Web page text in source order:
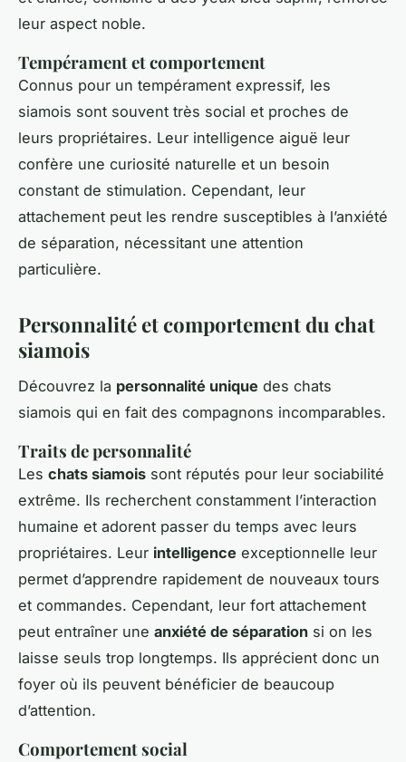
leur aspect noble.
Tempérament et comportement
Connus pour un tempérament expressif, les
siamois sont souvent très social et proches de
leurs propriétaires. Leur intelligence aiguë leur
confère une curiosité naturelle et un besoin
constant de stimulation. Cependant, leur
attachement peut les rendre susceptibles à l’anxiété
de séparation, nécessitant une attention
particulière.
Personnalité et comportement du chat
siamois
Découvrez la personnalité unique des chats
siamois qui en fait des compagnons incomparables.
Traits de personnalité
Les chats siamois sont réputés pour leur sociabilité
extrême. Ils recherchent constamment l’interaction
humaine et adorent passer du temps avec leurs
propriétaires. Leur intelligence exceptionnelle leur
permet d’apprendre rapidement de nouveaux tours
et commandes. Cependant, leur fort attachement
peut entraîner une anxiété de séparation si on les
laisse seuls trop longtemps. Ils apprécient donc un
foyer où ils peuvent bénéficier de beaucoup
d’attention.
Comportement social